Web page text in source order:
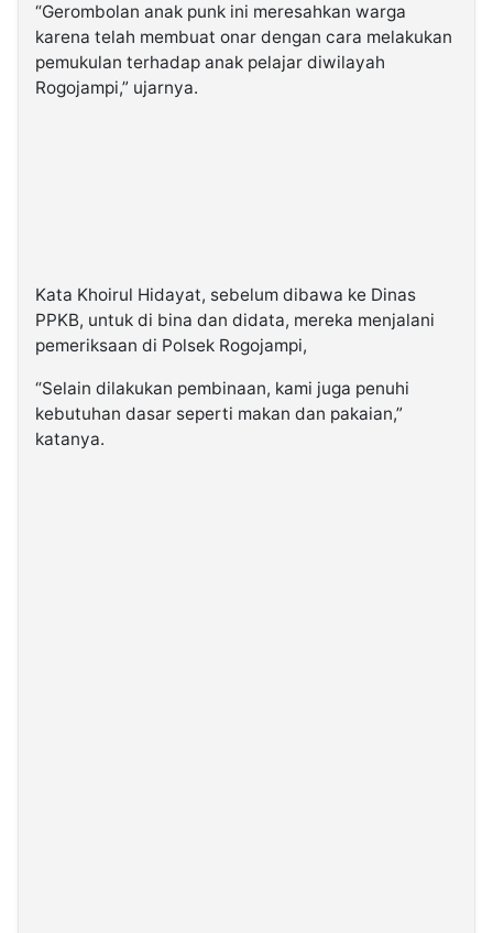
“Gerombolan anak punk ini meresahkan warga
karena telah membuat onar dengan cara melakukan
pemukulan terhadap anak pelajar diwilayah
Rogojampi,” ujarnya.
Kata Khoirul Hidayat, sebelum dibawa ke Dinas
PPKB, untuk di bina dan didata, mereka menjalani
pemeriksaan di Polsek Rogojampi,
“Selain dilakukan pembinaan, kami juga penuhi
kebutuhan dasar seperti makan dan pakaian,”
katanya.